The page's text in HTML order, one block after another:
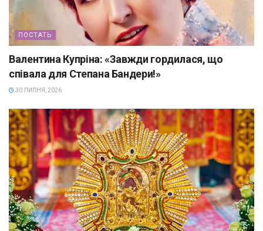
ПОСТАТЬ
Валентина Купріна: «Завжди гордилася, що
співала для Степана Бандери!»
30 ЛИПНЯ, 2026